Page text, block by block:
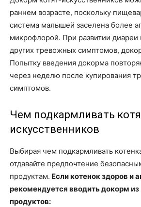
раннем возрасте, поскольку
система малышей заселена более
микрофлорой. При развитии диареи
других тревожных симптомов,
Попытку введения докорма
через неделю после купирования
симптомов.
Чем подкармливать
искусственников
Выбирая чем подкармливать
отдавайте предпочтение
продуктам. Если котенок здоров и
рекомендуется вводить докорм
продуктов: